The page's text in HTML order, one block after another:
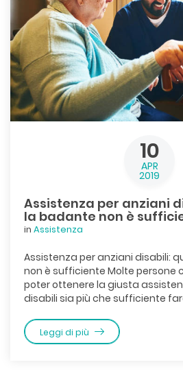
10
APR
2019
Assistenza per anziani
la badante non è
in Assistenza
Assistenza per anziani disabili:
non è sufficiente Molte persone
poter ottenere la giusta
disabili sia più che sufficiente
Leggi di più